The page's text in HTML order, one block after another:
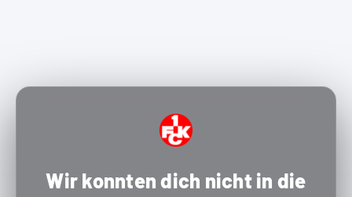
Wir konnten dich nicht in die